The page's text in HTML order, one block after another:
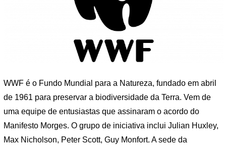
WWF é o Fundo Mundial para a Natureza, fundado em abril
de 1961 para preservar a biodiversidade da Terra. Vem de
uma equipe de entusiastas que assinaram o acordo do
Manifesto Morges. O grupo de iniciativa inclui Julian Huxley,
Max Nicholson, Peter Scott, Guy Monfort. A sede da